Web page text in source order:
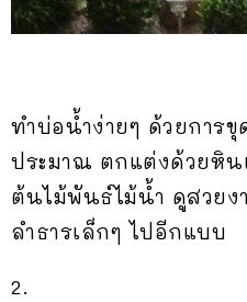
ทำบ่อน้ำง่ายๆ ด้วยการ
ประมาณ ตกแต่งด้วยหิน
ต้นไม้พันธ์ไม้น้ำ ดูสวยง
ลำธารเล็กๆ ไปอีกแบบ
2.